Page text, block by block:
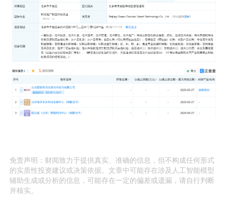
免责声明：财闻致力于提供真实、准确的信息，但不构成任何形式
的实质性投资建议或决策依据。文章中可能存在涉及人工智能模型
辅助生成或分析的信息，可能存在一定的偏差或遗漏，请自行判断
并核实。